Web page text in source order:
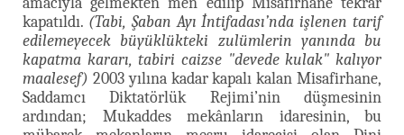
kapatıldı. (Tabi, Şaban Ayı İntifadası’nda işlenen tarif
edilemeyecek büyüklükteki zulümlerin yanında bu
kapatma kararı, tabiri caizse "devede kulak" kalıyor
maalesef) 2003 yılına kadar kapalı kalan Misafirhane,
Saddamcı Diktatörlük Rejimi’nin düşmesinin
ardından; Mukaddes mekânların idaresinin, bu